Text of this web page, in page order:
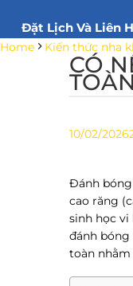
Đặt Lịch Và Liên
Home Kiến thức nha
CÓ
TOÀN
10/02/2026
Đánh
cao răng
sinh học
đánh
toàn